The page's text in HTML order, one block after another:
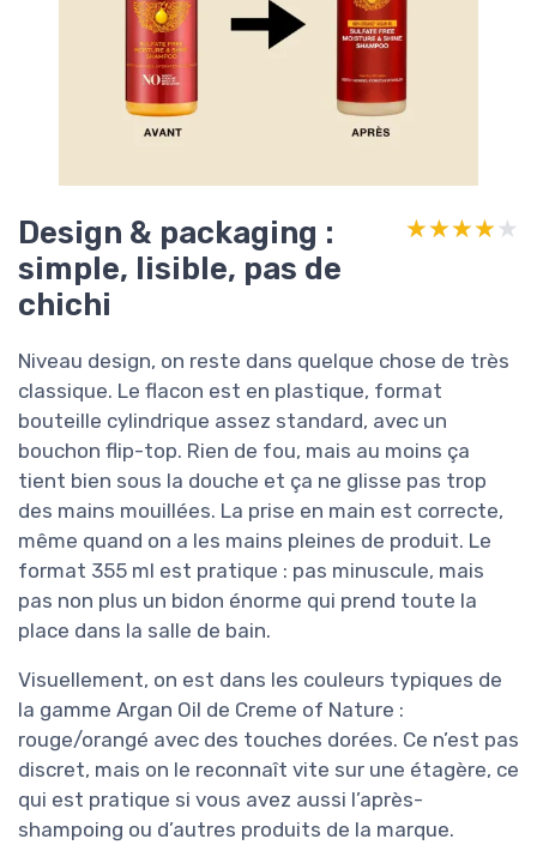
Design & packaging :
simple, lisible, pas de
chichi
★★★★★
★★★★★
Niveau design, on reste dans quelque chose de très
classique. Le flacon est en plastique, format
bouteille cylindrique assez standard, avec un
bouchon flip-top. Rien de fou, mais au moins ça
tient bien sous la douche et ça ne glisse pas trop
des mains mouillées. La prise en main est correcte,
même quand on a les mains pleines de produit. Le
format 355 ml est pratique : pas minuscule, mais
pas non plus un bidon énorme qui prend toute la
place dans la salle de bain.
Visuellement, on est dans les couleurs typiques de
la gamme Argan Oil de Creme of Nature :
rouge/orangé avec des touches dorées. Ce n’est pas
discret, mais on le reconnaît vite sur une étagère, ce
qui est pratique si vous avez aussi l’après-
shampoing ou d’autres produits de la marque.